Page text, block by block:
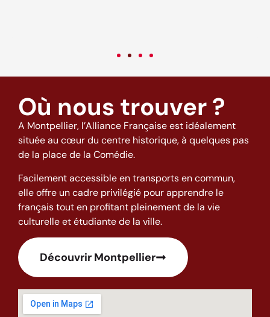
Où nous trouver ?
A Montpellier, l’Alliance Française est idéalement
située au cœur du centre historique, à quelques pas
de la place de la Comédie.
Facilement accessible en transports en commun,
elle offre un cadre privilégié pour apprendre le
français tout en profitant pleinement de la vie
culturelle et étudiante de la ville.
Découvrir Montpellier